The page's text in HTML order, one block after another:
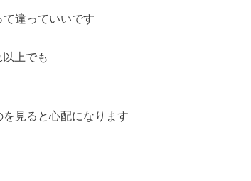
違っていいです
上でも
見ると心配になります